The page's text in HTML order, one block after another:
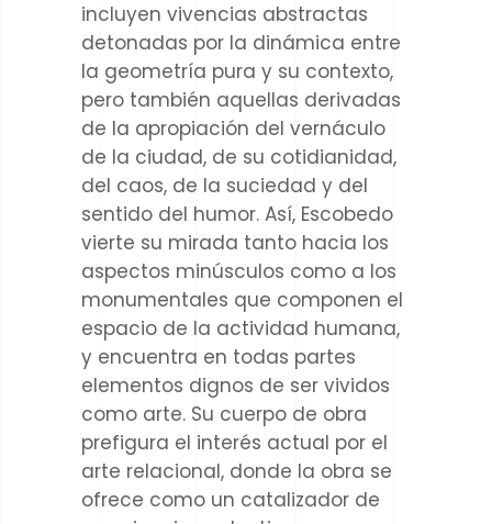
incluyen vivencias abstractas
detonadas por la dinámica entre
la geometría pura y su contexto,
pero también aquellas derivadas
de la apropiación del vernáculo
de la ciudad, de su cotidianidad,
del caos, de la suciedad y del
sentido del humor. Así, Escobedo
vierte su mirada tanto hacia los
aspectos minúsculos como a los
monumentales que componen el
espacio de la actividad humana,
y encuentra en todas partes
elementos dignos de ser vividos
como arte. Su cuerpo de obra
prefigura el interés actual por el
arte relacional, donde la obra se
ofrece como un catalizador de